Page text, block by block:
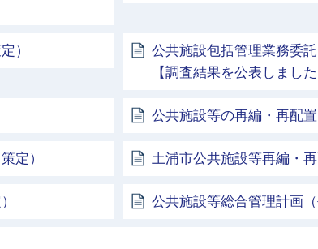
）
公共施設包括管理業務委
【調査結果を公表しました
公共施設等の再編・再配
定） 土浦市公共施設等再編・
公共施設等総合管理計画（